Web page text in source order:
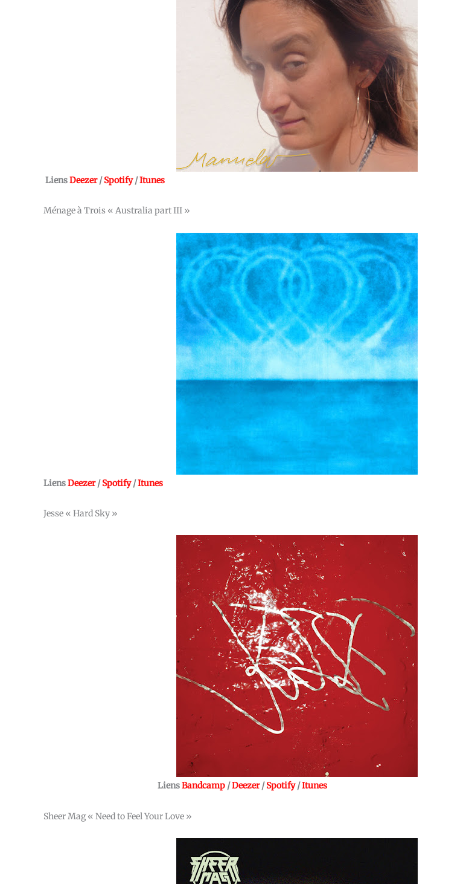
LiensDeezer/Spotify/Itunes
Ménage à Trois « Australia part III »
LiensDeezer/Spotify/Itunes
Jesse « Hard Sky »
LiensBandcamp /Deezer/Spotify/Itunes
Sheer Mag « Need to Feel Your Love »